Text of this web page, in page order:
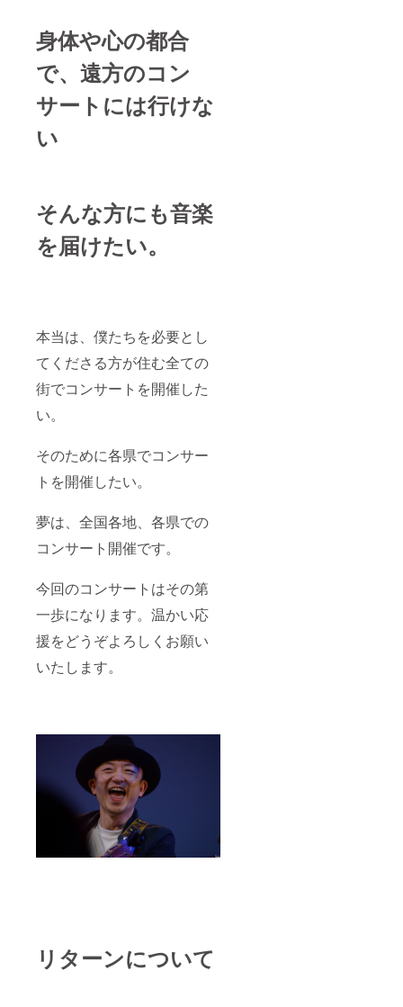
身体や心の都合
で、遠方のコン
サートには行けな
い
そんな方にも音楽
を届けたい。
本当は、僕たちを必要とし
てくださる方が住む全ての
街でコンサートを開催した
い。
そのために各県でコンサー
トを開催したい。
夢は、全国各地、各県での
コンサート開催です。
今回のコンサートはその第
一歩になります。温かい応
援をどうぞよろしくお願い
いたします。
リターンについて